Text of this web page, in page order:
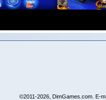
©2011-2026, DimGames.com. E-